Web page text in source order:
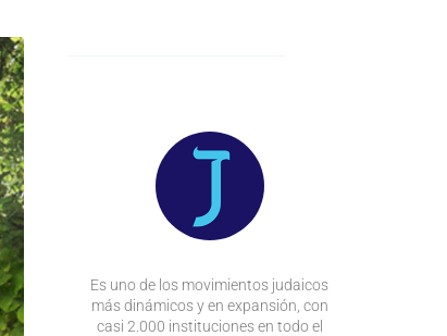
Es uno de los movimientos judaicos
más dinámicos y en expansión, con
casi 2.000 instituciones en todo el